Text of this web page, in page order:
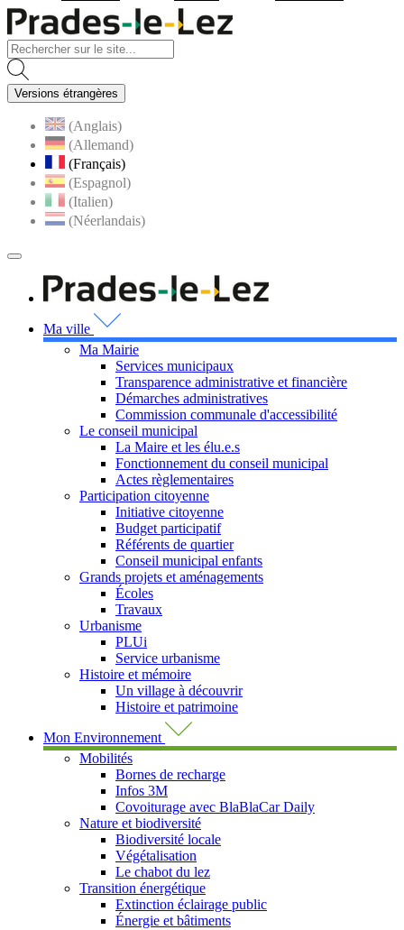
Versions étrangères
(Anglais)
(Allemand)
(Français)
(Espagnol)
(Italien)
(Néerlandais)
MENU
PRINCIPAL
Ma ville
Ma Mairie
Services municipaux
Transparence administrative et financière
Démarches administratives
Commission communale d'accessibilité
Le conseil municipal
La Maire et les élu.e.s
Fonctionnement du conseil municipal
Actes règlementaires
Participation citoyenne
Initiative citoyenne
Budget participatif
Référents de quartier
Conseil municipal enfants
Grands projets et aménagements
Écoles
Travaux
Urbanisme
PLUi
Service urbanisme
Histoire et mémoire
Un village à découvrir
Histoire et patrimoine
Mon Environnement
Mobilités
Bornes de recharge
Infos 3M
Covoiturage avec BlaBlaCar Daily
Nature et biodiversité
Biodiversité locale
Végétalisation
Le chabot du lez
Transition énergétique
Extinction éclairage public
Énergie et bâtiments